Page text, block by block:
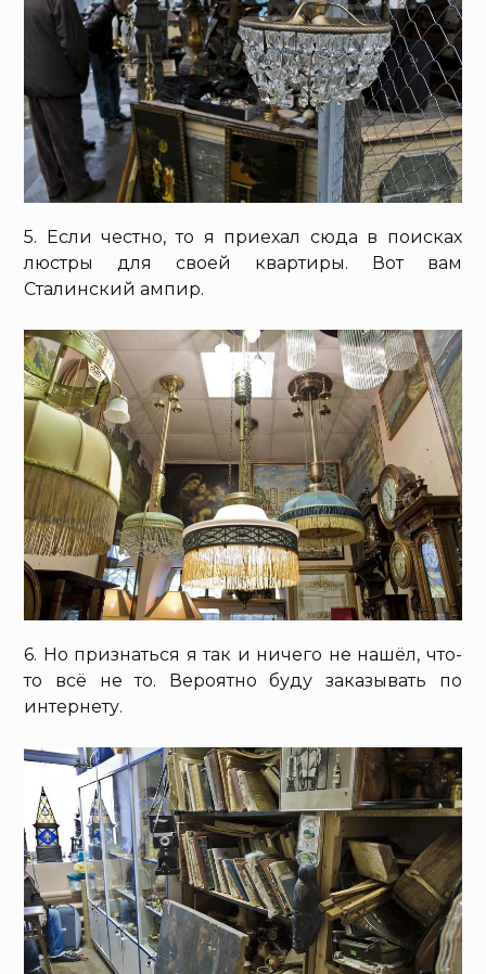
5. Если честно, то я приехал сюда в поисках
люстры для своей квартиры. Вот вам
Сталинский ампир.
6. Но признаться я так и ничего не нашёл, что-
то всё не то. Вероятно буду заказывать по
интернету.